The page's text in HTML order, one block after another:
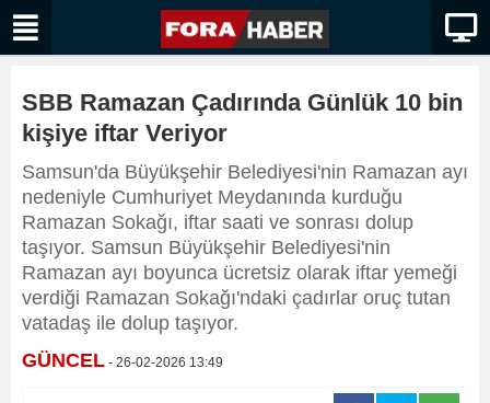
SBB Ramazan Çadırında Günlük 10 bin
kişiye iftar Veriyor
Samsun'da Büyükşehir Belediyesi'nin Ramazan ayı
nedeniyle Cumhuriyet Meydanında kurduğu
Ramazan Sokağı, iftar saati ve sonrası dolup
taşıyor. Samsun Büyükşehir Belediyesi'nin
Ramazan ayı boyunca ücretsiz olarak iftar yemeği
verdiği Ramazan Sokağı'ndaki çadırlar oruç tutan
vatadaş ile dolup taşıyor.
GÜNCEL - 26-02-2026 13:49